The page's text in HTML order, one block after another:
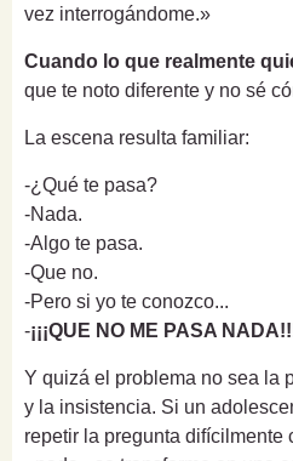
vez interrogándome.»
Cuando lo que realmente
que te noto diferente y no sé
La escena resulta familiar:
-¿Qué te pasa?
-Nada.
-Algo te pasa.
-Que no.
-Pero si yo te conozco...
-¡¡¡QUE NO ME PASA
Y quizá el problema no sea la
y la insistencia. Si un
repetir la pregunta difícilmente